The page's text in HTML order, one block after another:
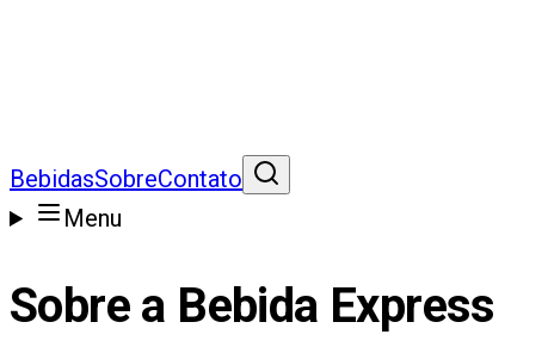
BebidasSobreContato
Menu
Sobre a Bebida Express